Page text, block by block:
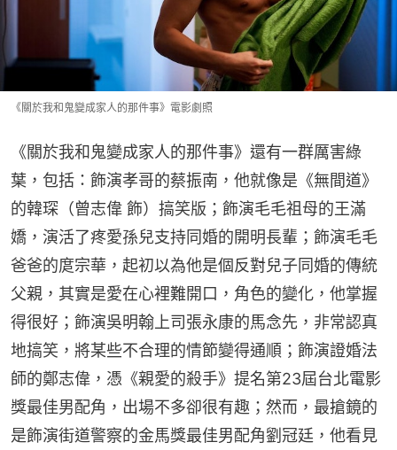
《關於我和鬼變成家人的那件事》電影劇照
《關於我和鬼變成家人的那件事》還有一群厲害綠
葉，包括：飾演孝哥的蔡振南，他就像是《無間道》
的韓琛（曾志偉 飾）搞笑版；飾演毛毛祖母的王滿
嬌，演活了疼愛孫兒支持同婚的開明長輩；飾演毛毛
爸爸的庹宗華，起初以為他是個反對兒子同婚的傳統
父親，其實是愛在心裡難開口，角色的變化，他掌握
得很好；飾演吳明翰上司張永康的馬念先，非常認真
地搞笑，將某些不合理的情節變得通順；飾演證婚法
師的鄭志偉，憑《親愛的殺手》提名第23屆台北電影
獎最佳男配角，出場不多卻很有趣；然而，最搶鏡的
是飾演街道警察的金馬獎最佳男配角劉冠廷，他看見